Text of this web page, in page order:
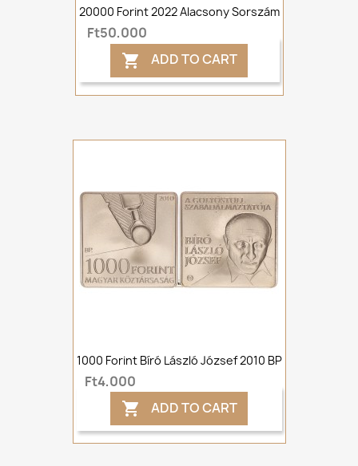
20000 Forint 2022 Alacsony Sorszám
Ft50,000
 ADD TO CART
1000 Forint Bíró László József 2010 BP
Ft4,000
 ADD TO CART